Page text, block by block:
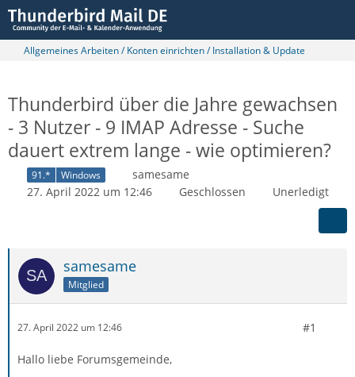
Allgemeines Arbeiten / Konten einrichten / Installation & Update
Thunderbird über die Jahre gewachsen
- 3 Nutzer - 9 IMAP Adresse - Suche
dauert extrem lange - wie optimieren?
91.* Windows
samesame
27. April 2022 um 12:46
Geschlossen Unerledigt
samesame
Mitglied
27. April 2022 um 12:46 #1
Hallo liebe Forumsgemeinde,